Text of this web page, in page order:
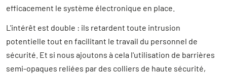
efficacement le système électronique en place.
L'intérêt est double : ils retardent toute intrusion
potentielle tout en facilitant le travail du personnel de
sécurité. Et si nous ajoutons à cela l'utilisation de barrières
semi-opaques reliées par des colliers de haute sécurité,